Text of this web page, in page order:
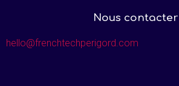
Nous contacter
hello@frenchtechperigord.com